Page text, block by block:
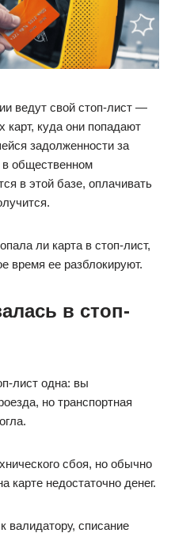
ведут свой стоп-лист —
карт, куда они попадают
задолженности за
в общественном
в этой базе, оплачивать
ли карта в стоп-лист,
время ее разблокируют.
в стоп-
лист одна: вы
но транспортная
сбоя, но обычно
карте недостаточно денег.
валидатору, списание